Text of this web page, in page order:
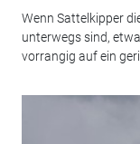
Wenn Sattelkipper
unterwegs sind,
vorrangig auf ein